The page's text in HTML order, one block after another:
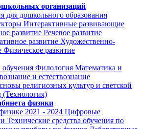
организаций
для дошкольного образования
Интерактивные развивающие
развитие Речевое развитие
развитие Художественно-
Физическое развитие
обучения Филология Математика и
и естествознание
религиозных культур и светской
(Технология)
физики
2021 - 2024 Цифровые
Технические средства обучения по